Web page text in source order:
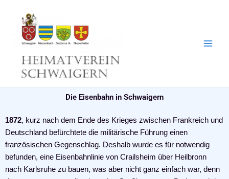
springen
Die Eisenbahn in Schwaigern
1872, kurz nach dem Ende des Krieges zwischen Frankreich und
Deutschland befürchtete die militärische Führung einen
französischen Gegenschlag. Deshalb wurde es für notwendig
befunden, eine Eisenbahnlinie von Crailsheim über Heilbronn
nach Karlsruhe zu bauen, was aber nicht ganz einfach war, denn